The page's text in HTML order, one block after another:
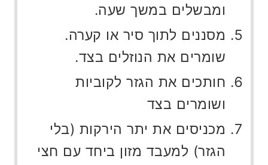
ומבשלים במשך שעה.
מסננים לתוך סיר או קערה.
שומרים את הנוזלים בצד.
חותכים את הגזר לקוביות
ושומרים בצד
מכניסים את יתר הירקות (בלי
הגזר) למעבד מזון ביחד עם חצי